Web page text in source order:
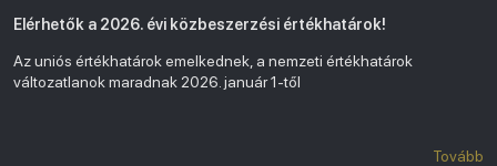
Elérhetők a 2026. évi közbeszerzési értékhatárok!
Az uniós értékhatárok emelkednek, a nemzeti értékhatárok
változatlanok maradnak 2026. január 1-től
Tovább